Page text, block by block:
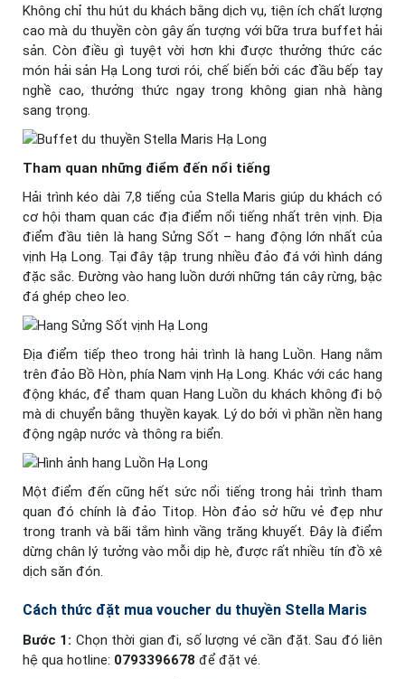
Không chỉ thu hút du khách bằng dịch vụ, tiện ích chất lượng
cao mà du thuyền còn gây ấn tượng với bữa trưa buffet hải
sản. Còn điều gì tuyệt vời hơn khi được thưởng thức các
món hải sản Hạ Long tươi rói, chế biến bởi các đầu bếp tay
nghề cao, thưởng thức ngay trong không gian nhà hàng
sang trọng.
Tham quan những điểm đến nổi tiếng
Hải trình kéo dài 7,8 tiếng của Stella Maris giúp du khách có
cơ hội tham quan các địa điểm nổi tiếng nhất trên vịnh. Địa
điểm đầu tiên là hang Sửng Sốt – hang động lớn nhất của
vịnh Hạ Long. Tại đây tập trung nhiều đảo đá với hình dáng
đặc sắc. Đường vào hang luồn dưới những tán cây rừng, bậc
đá ghép cheo leo.
Địa điểm tiếp theo trong hải trình là hang Luồn. Hang nằm
trên đảo Bồ Hòn, phía Nam vịnh Hạ Long. Khác với các hang
động khác, để tham quan Hang Luồn du khách không đi bộ
mà di chuyển bằng thuyền kayak. Lý do bởi vì phần nền hang
động ngập nước và thông ra biển.
Một điểm đến cũng hết sức nổi tiếng trong hải trình tham
quan đó chính là đảo Titop. Hòn đảo sở hữu vẻ đẹp như
trong tranh và bãi tắm hình vầng trăng khuyết. Đây là điểm
dừng chân lý tưởng vào mỗi dịp hè, được rất nhiều tín đồ xê
dịch săn đón.
Cách thức đặt mua voucher du thuyền Stella Maris
Bước 1: Chọn thời gian đi, số lượng vé cần đặt. Sau đó liên
hệ qua hotline: 0793396678 để đặt vé.